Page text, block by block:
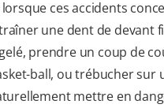
ces accidents
une dent de devant
prendre un coup de
ball, ou trébucher sur
mettre en